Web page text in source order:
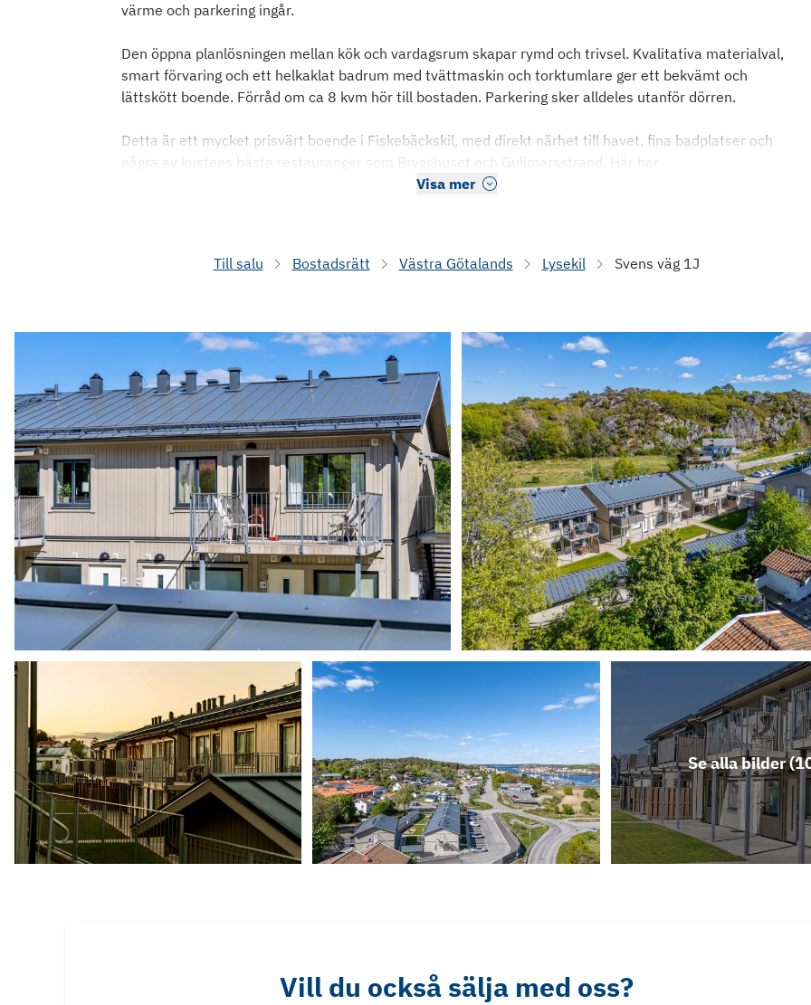
värme och parkering ingår.
Den öppna planlösningen mellan kök och vardagsrum skapar rymd och trivsel. Kvalitativa materialval,
smart förvaring och ett helkaklat badrum med tvättmaskin och torktumlare ger ett bekvämt och
lättskött boende. Förråd om ca 8 kvm hör till bostaden. Parkering sker alldeles utanför dörren.
Detta är ett mycket prisvärt boende i Fiskebäckskil, med direkt närhet till havet, fina badplatser och
några av kustens bästa restauranger som Brygghuset och Gullmarsstrand. Här har
Visa mer
Till salu Bostadsrätt Västra Götalands Lysekil Svens väg 1J
Se alla bilder (
Vill du också sälja med oss?